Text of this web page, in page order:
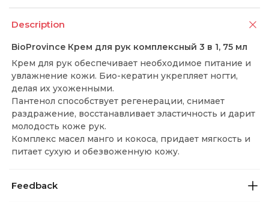
Description
BioProvince Крем для рук комплексный 3 в 1, 75 мл
Крем для рук обеспечивает необходимое питание и
увлажнение кожи. Био-кератин укрепляет ногти,
делая их ухоженными.
Пантенол способствует регенерации, снимает
раздражение, восстанавливает эластичность и дарит
молодость коже рук.
Комплекс масел манго и кокоса, придает мягкость и
питает сухую и обезвоженную кожу.
Feedback